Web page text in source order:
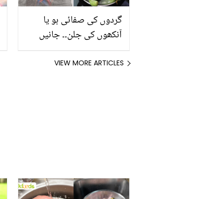
گردوں کی صفائی ہو یا
آنکھوں کی جلن۔۔ جانیں
کھانے کے وہ فائدے جو
VIEW MORE ARTICLES